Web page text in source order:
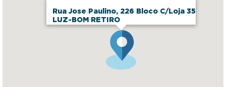
Rua Jose Paulino, 226 Bloco C/Loja 35
LUZ-BOM RETIRO